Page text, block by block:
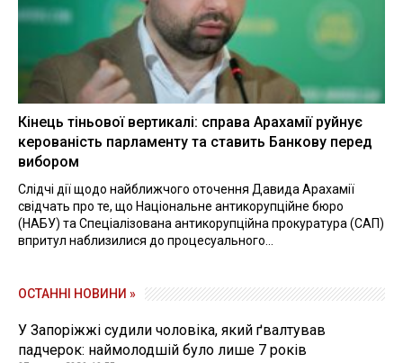
Кінець тіньової вертикалі: справа Арахамії руйнує
керованість парламенту та ставить Банкову перед
вибором
Слідчі дії щодо найближчого оточення Давида Арахамії
свідчать про те, що Національне антикорупційне бюро
(НАБУ) та Спеціалізована антикорупційна прокуратура (САП)
впритул наблизилися до процесуального...
ОСТАННІ НОВИНИ »
У Запоріжжі судили чоловіка, який ґвалтував
падчерок: наймолодшій було лише 7 років